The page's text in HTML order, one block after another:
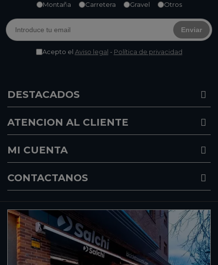
Montaña Carretera Gravel Otros
Enviar
Acepto el Aviso legal - Política de privacidad
DESTACADOS
ATENCION AL CLIENTE
MI CUENTA
CONTACTANOS